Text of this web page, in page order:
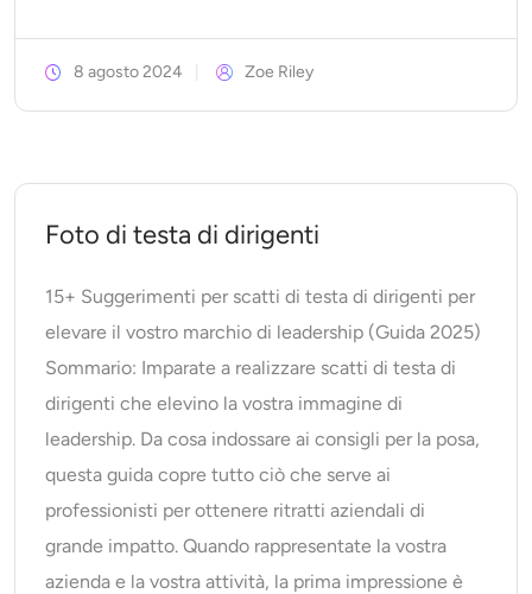
8 agosto 2024 Zoe Riley
Foto di testa di dirigenti
15+ Suggerimenti per scatti di testa di dirigenti per
elevare il vostro marchio di leadership (Guida 2025)
Sommario: Imparate a realizzare scatti di testa di
dirigenti che elevino la vostra immagine di
leadership. Da cosa indossare ai consigli per la posa,
questa guida copre tutto ciò che serve ai
professionisti per ottenere ritratti aziendali di
grande impatto. Quando rappresentate la vostra
azienda e la vostra attività, la prima impressione è